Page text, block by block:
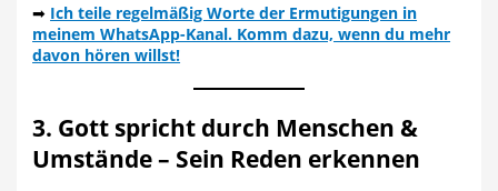
➡ Ich teile regelmäßig Worte der Ermutigungen in
meinem WhatsApp-Kanal. Komm dazu, wenn du mehr
davon hören willst!
3. Gott spricht durch Menschen &
Umstände – Sein Reden erkennen